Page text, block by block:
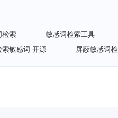
检索
敏感词检索工具
索敏感词 开源 屏蔽敏感词